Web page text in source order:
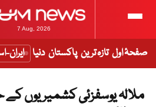
7 Aug, 2026
صفحۂ اول تازہ ترین پاکستان دنیا
ملالہ یوسفزئی کشمیریوں